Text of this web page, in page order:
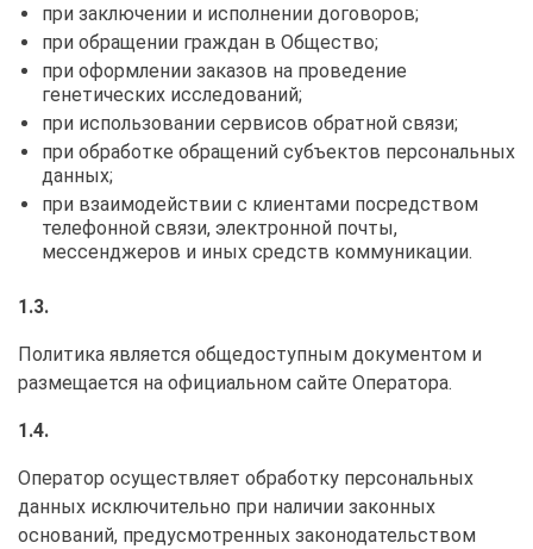
при заключении и исполнении договоров;
при обращении граждан в Общество;
при оформлении заказов на проведение
генетических исследований;
при использовании сервисов обратной связи;
при обработке обращений субъектов персональных
данных;
при взаимодействии с клиентами посредством
телефонной связи, электронной почты,
мессенджеров и иных средств коммуникации.
1.3.
Политика является общедоступным документом и
размещается на официальном сайте Оператора.
1.4.
Оператор осуществляет обработку персональных
данных исключительно при наличии законных
оснований, предусмотренных законодательством